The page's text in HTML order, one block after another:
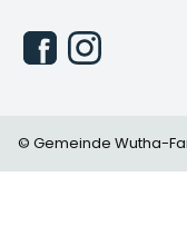
© Gemeinde Wutha-